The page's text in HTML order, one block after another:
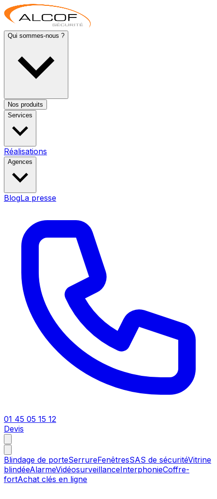
Qui sommes-nous ?
Nos produits
Services
Réalisations
Agences
BlogLa presse
01 45 05 15 12
Devis
Blindage de porteSerrureFenêtresSAS de sécuritéVitrine
blindéeAlarmeVidéosurveillanceInterphonieCoffre-
fortAchat clés en ligne